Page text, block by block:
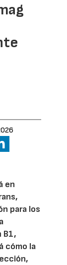
en
para los
B1,
cómo la